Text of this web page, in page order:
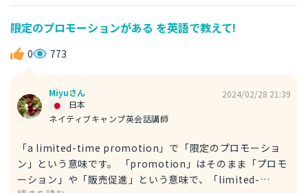
adults. （子どもから大人まで楽しめるアトラクションで
す。） 別の例文もご紹介しておきましょう。 例文： This
attraction is enjoyable for both children and adults.
（このアトラクションは子供も大人も楽しめる。） こちら
いです！
限定のプロモーションがある を英語で教えて!
0 773
Miyuさん
ネイティブキャンプ英会話講師
日本
2024/02/28 21:39
「a limited-time promotion」で「限定のプロモーショ
ン」という意味です。 「promotion」はそのまま「プロモ
ーション」や「販売促進」という意味で、「limited-